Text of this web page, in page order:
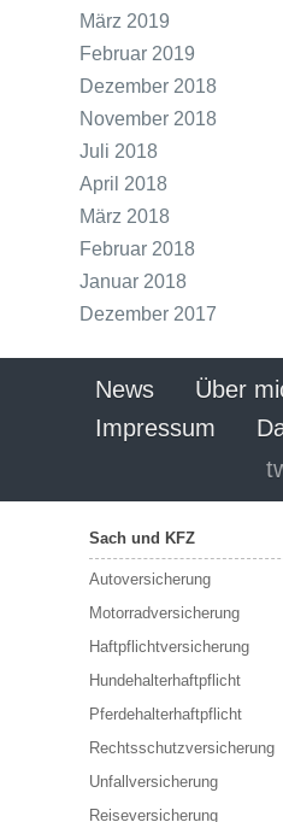
März 2019
Februar 2019
Dezember 2018
November 2018
Juli 2018
April 2018
März 2018
Februar 2018
Januar 2018
Dezember 2017
News Über
Impressum
Sach und KFZ
Autoversicherung
Motorradversicherung
Haftpflichtversicherung
Hundehalterhaftpflicht
Pferdehalterhaftpflicht
Rechtsschutzversicherung
Unfallversicherung
Reiseversicherung